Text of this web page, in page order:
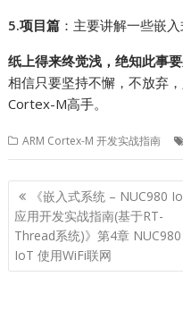
5.项目篇 ：主要讲解一些嵌
纸上得来终觉浅，绝知此事
相信只要坚持不懈，不放弃
Cortex-M高手。
ARM Cortex-M 开发实战指南
文
章
导
航
《嵌入式系统 – NUC980
应用开发实战指南(基于RT-
Thread系统)》第4章 NUC980
IoT 使用WiFi联网